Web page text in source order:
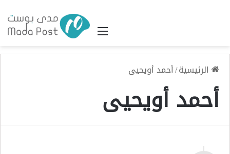
القائمة
الرئيسية/أحمد أويحيى
أحمد أويحيى